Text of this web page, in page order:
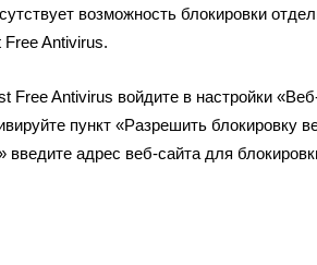
возможность блокировки
Antivirus.
Free Antivirus войдите в настройки
пункт «Разрешить блокировку
введите адрес веб-сайта для